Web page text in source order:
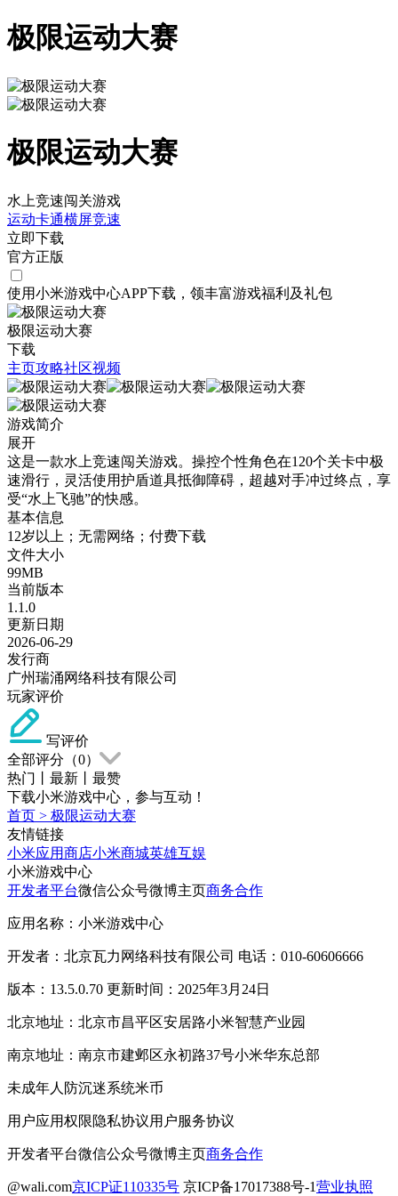
极限运动大赛
极限运动大赛
水上竞速闯关游戏
运动卡通横屏竞速
立即下载
官方正版
使用小米游戏中心APP下载 ，领丰富游戏福利 及礼包
极限运动大赛
下载
主页攻略社区视频
游戏简介
展开
这是一款水上竞速闯关游戏。操控个性角色在120个关卡中极
速滑行，灵活使用护盾道具抵御障碍，超越对手冲过终点，享
受“水上飞驰”的快感。
基本信息
12岁以上；无需网络；付费下载
文件大小
99MB
当前版本
1.1.0
更新日期
2026-06-29
发行商
广州瑞涌网络科技有限公司
玩家评价
写评价
全部评分（0）
热门
最新
最赞
下载小米游戏中心，参与互动！
首页 > 极限运动大赛
友情链接
小米应用商店小米商城英雄互娱
小米游戏中心
开发者平台微信公众号微博主页商务合作
应用名称：小米游戏中心
开发者：北京瓦力网络科技有限公司 电话：010-60606666
版本：13.5.0.70 更新时间：2025年3月24日
北京地址：北京市昌平区安居路小米智慧产业园
南京地址：南京市建邺区永初路37号小米华东总部
未成年人防沉迷系统米币
用户应用权限隐私协议用户服务协议
开发者平台微信公众号微博主页商务合作
@wali.com京ICP证110335号 京ICP备17017388号-1营业执照